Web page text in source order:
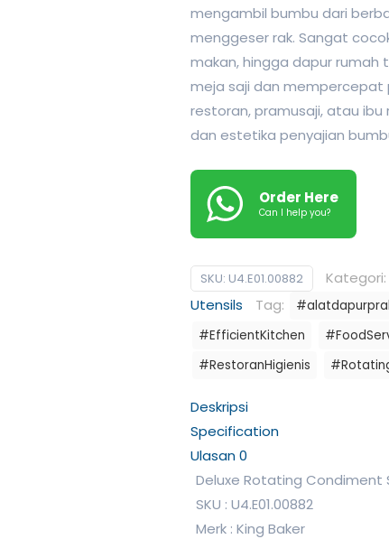
mengambil bumbu dari
menggeser rak. Sangat
makan, hingga dapur rumah
meja saji dan mempercepat
restoran, pramusaji, atau
dan estetika penyajian
Order Here
Can I help you?
SKU: U4.E01.00882 Kategori:
Utensils
Tag:
#EfficientKitchen
#RestoranHigienis
Deskripsi
Specification
Ulasan0
Deluxe Rotating
SKU : U4.E01.00882
Merk : King Baker